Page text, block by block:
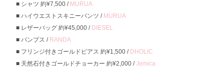
シャツ 約¥7,500 / MURUA
ハイウエストスキニーパンツ / MURUA
レザーバッグ 約¥45,000 / DIESEL
パンプス / RANDA
フリンジ付きゴールドピアス 約¥1,500 / DHOLIC
天然石付きゴールドチョーカー 約¥2,000 /Jemica